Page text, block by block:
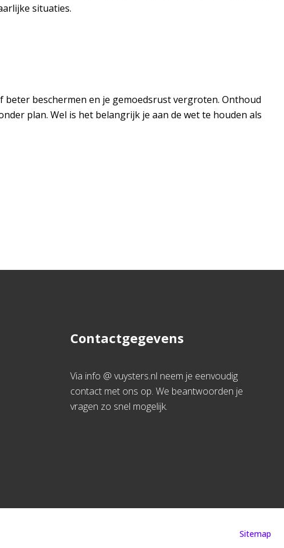
situaties.
beschermen en je gemoedsrust vergroten. Onthoud
plan. Wel is het belangrijk je aan de wet te houden als
Contactgegevens
Via info @ vuysters.nl neem je eenvoudig
contact met ons op. We beantwoorden je
vragen zo snel mogelijk.
Sitemap